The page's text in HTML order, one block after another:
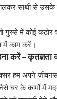
साथी से उसके
गुस्से में कोई
में काम करें।
करें – कृतज्ञता
हम अपने
के कामों में मदद